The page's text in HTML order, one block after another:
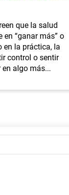
que la salud
en “ganar más” o
en la práctica, la
control o sentir
algo más...